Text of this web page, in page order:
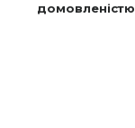
домовленістю